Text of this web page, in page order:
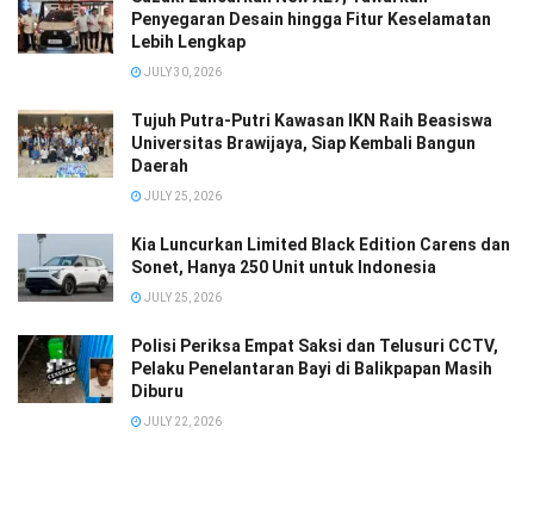
Penyegaran Desain hingga Fitur Keselamatan
Lebih Lengkap
JULY 30, 2026
Tujuh Putra-Putri Kawasan IKN Raih Beasiswa
Universitas Brawijaya, Siap Kembali Bangun
Daerah
JULY 25, 2026
Kia Luncurkan Limited Black Edition Carens dan
Sonet, Hanya 250 Unit untuk Indonesia
JULY 25, 2026
Polisi Periksa Empat Saksi dan Telusuri CCTV,
Pelaku Penelantaran Bayi di Balikpapan Masih
Diburu
JULY 22, 2026